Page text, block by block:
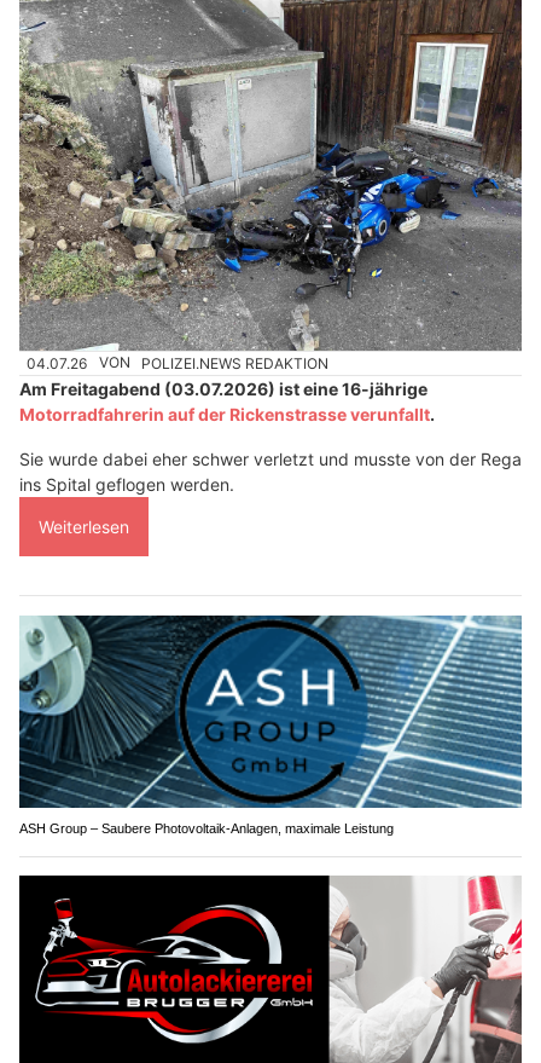
04.07.26 VON POLIZEI.NEWS REDAKTION
Am Freitagabend (03.07.2026) ist eine 16-jährige
Motorradfahrerin auf der Rickenstrasse verunfallt.
Sie wurde dabei eher schwer verletzt und musste von der Rega
ins Spital geflogen werden.
Weiterlesen
ASH Group – Saubere Photovoltaik-Anlagen, maximale Leistung